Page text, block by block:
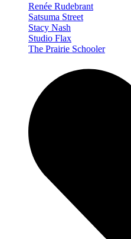
Renée Rudebrant
Satsuma Street
Stacy Nash
Studio Flax
The Prairie Schooler